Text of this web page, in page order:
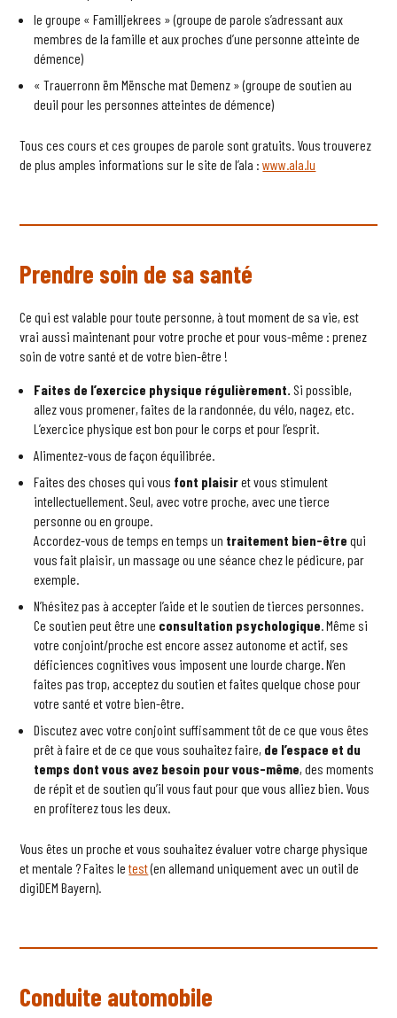
le groupe « Familljekrees » (groupe de parole s’adressant aux
membres de la famille et aux proches d’une personne atteinte de
démence)
« Trauerronn ëm Mënsche mat Demenz » (groupe de soutien au
deuil pour les personnes atteintes de démence)
Tous ces cours et ces groupes de parole sont gratuits. Vous trouverez
de plus amples informations sur le site de l’ala :www.ala.lu
Prendre soin de sa santé
Ce qui est valable pour toute personne, à tout moment de sa vie, est
vrai aussi maintenant pour votre proche et pour vous-même : prenez
soin de votre santé et de votre bien-être !
Faites de l’exercice physique régulièrement. Si possible,
allez vous promener, faites de la randonnée, du vélo, nagez, etc.
L’exercice physique est bon pour le corps et pour l’esprit.
Alimentez-vous de façon équilibrée.
Faites des choses qui vous font plaisiret vous stimulent
intellectuellement. Seul, avec votre proche, avec une tierce
personne ou en groupe.
Accordez-vous de temps en temps un traitement bien-être qui
vous fait plaisir, un massage ou une séance chez le pédicure, par
exemple.
N’hésitez pas à accepter l’aide et le soutien de tierces personnes.
Ce soutien peut être une consultation psychologique. Même si
votre conjoint/proche est encore assez autonome et actif, ses
déficiences cognitives vous imposent une lourde charge. N’en
faites pas trop, acceptez du soutien et faites quelque chose pour
votre santé et votre bien-être.
Discutez avec votre conjoint suffisamment tôt de ce que vous êtes
prêt à faire et de ce que vous souhaitez faire, de l’espace et du
temps dont vous avez besoin pour vous-même, des moments
de répit et de soutien qu’il vous faut pour que vous alliez bien. Vous
en profiterez tous les deux.
Vous êtes un proche et vous souhaitez évaluer votre charge physique
et mentale ? Faites letest(en allemand uniquement avec un outil de
digiDEM Bayern).
Conduite automobile